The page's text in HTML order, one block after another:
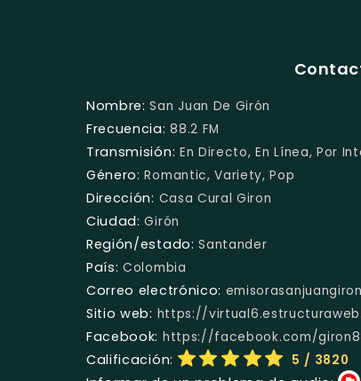
Nombre: San Juan De Girón
Frecuencia: 88.2 FM
Transmisión: En Directo, En Línea, Por
Género: Romantic, Variety, Pop
Dirección: Casa Cural Giron
Ciudad: Girón
Región/estado: Santander
País: Colombia
Correo electrónico:
Sitio web: https://
Facebook: https://facebook.com/
Calificación: 5 / 3820